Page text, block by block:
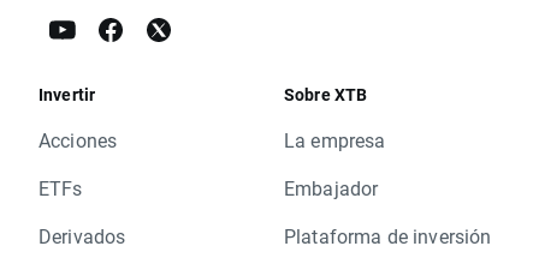
Invertir
Acciones
ETFs
Derivados
Sobre XTB
La empresa
Embajador
Plataforma de inversión